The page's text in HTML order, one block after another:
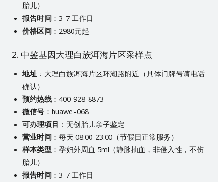
胎儿）
报告时间：3-7 工作日
价格区间：2980元起
2. 中鉴基因大理白族洱海片区采样点
地址：大理白族洱海片区环湖路附近（具体门牌号请电话
确认）
预约热线：400-928-8873
微信号：huawei-068
可办理项目 ：无创胎儿亲子鉴定
营业时间：每天 08:00-23:00（节假日正常服务）
样本类型 ：孕妇外周血 5ml（静脉抽血，非侵入性，不伤
胎儿）
报告时间：3-7 工作日